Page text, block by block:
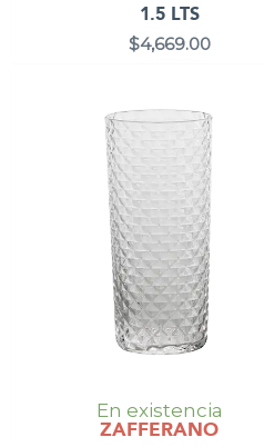
1.5 LTS
$4,669.00
En existencia
ZAFFERANO